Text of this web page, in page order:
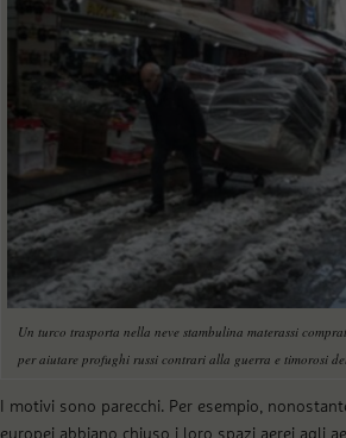
Un turco trasporta nella neve stambulina materassi
per aiutare profughi russi contrari alla guerra e timorosi
I motivi sono parecchi. Per esempio,
europei abbiano chiuso i loro spazi aerei agli